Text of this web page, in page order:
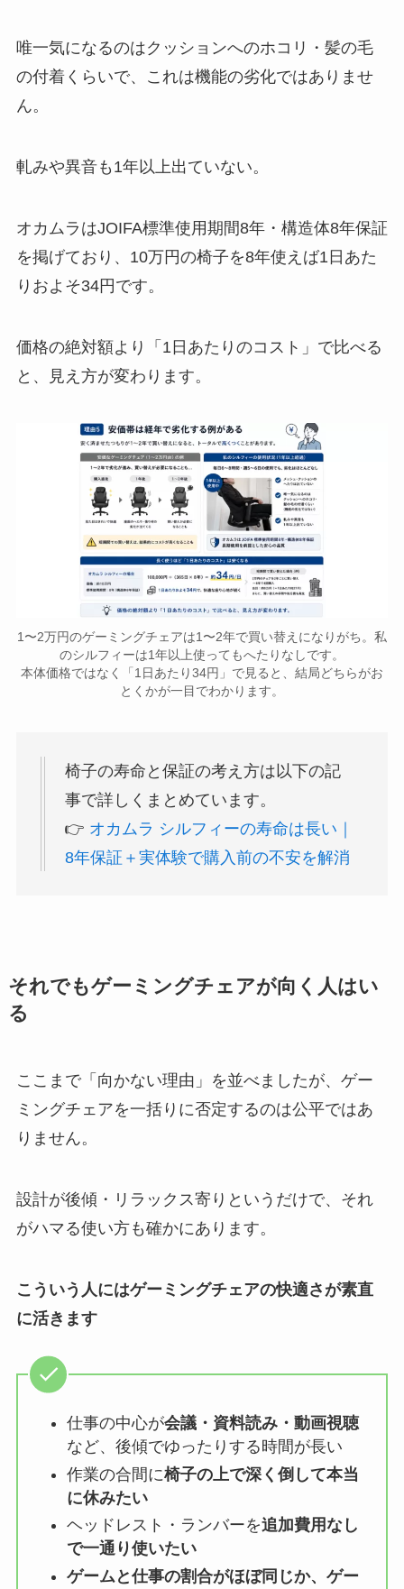
唯一気になるのはクッションへのホコリ・髪の毛
の付着くらいで、これは機能の劣化ではありませ
ん。
軋みや異音も1年以上出ていない。
オカムラはJOIFA標準使用期間8年・構造体8年保証
を掲げており、10万円の椅子を8年使えば1日あた
りおよそ34円です。
価格の絶対額より「1日あたりのコスト」で比べる
と、見え方が変わります。
1〜2万円のゲーミングチェアは1〜2年で買い替えになりがち。私
のシルフィーは1年以上使ってもへたりなしです。
本体価格ではなく「1日あたり34円」で見ると、結局どちらがお
とくかが一目でわかります。
椅子の寿命と保証の考え方は以下の記
事で詳しくまとめています。
👉 オカムラ シルフィーの寿命は長い｜
8年保証＋実体験で購入前の不安を解消
それでもゲーミングチェアが向く人はい
る
ここまで「向かない理由」を並べましたが、ゲー
ミングチェアを一括りに否定するのは公平ではあ
りません。
設計が後傾・リラックス寄りというだけで、それ
がハマる使い方も確かにあります。
こういう人にはゲーミングチェアの快適さが素直
に活きます
仕事の中心が会議・資料読み・動画視聴
など、後傾でゆったりする時間が長い
作業の合間に椅子の上で深く倒して本当
に休みたい
ヘッドレスト・ランバーを追加費用なし
で一通り使いたい
ゲームと仕事の割合がほぼ同じか、ゲー